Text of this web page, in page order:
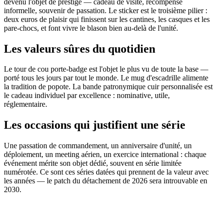
informelle, souvenir de passation. Le sticker est le troisième pilier :
deux euros de plaisir qui finissent sur les cantines, les casques et les
pare-chocs, et font vivre le blason bien au-delà de l'unité.
Les valeurs sûres du quotidien
Le tour de cou porte-badge est l'objet le plus vu de toute la base —
porté tous les jours par tout le monde. Le mug d'escadrille alimente
la tradition de popote. La bande patronymique cuir personnalisée est
le cadeau individuel par excellence : nominative, utile,
réglementaire.
Les occasions qui justifient une série
Une passation de commandement, un anniversaire d'unité, un
déploiement, un meeting aérien, un exercice international : chaque
événement mérite son objet dédié, souvent en série limitée
numérotée. Ce sont ces séries datées qui prennent de la valeur avec
les années — le patch du détachement de 2026 sera introuvable en
2030.